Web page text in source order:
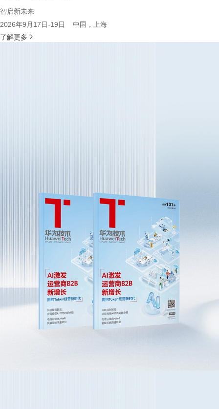
智启新未来
2026年9月17日-19日 中国，上海
了解更多